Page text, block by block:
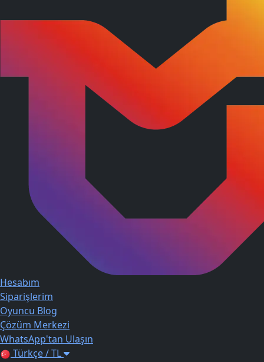
Hesabım
Siparişlerim
Oyuncu Blog
Çözüm Merkezi
WhatsApp'tan Ulaşın
Türkçe / TL